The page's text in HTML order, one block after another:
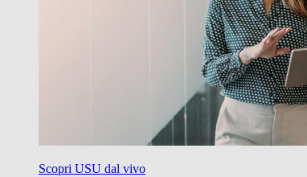
Scopri USU dal vivo